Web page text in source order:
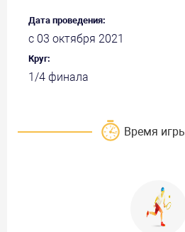
Дата проведения:
с 03 октября 2021
Круг:
1/4 финала
Время